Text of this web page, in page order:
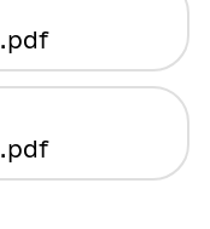
.pdf
.pdf